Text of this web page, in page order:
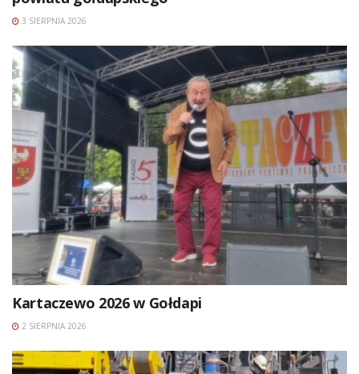
3 SIERPNIA 2026
Kartaczewo 2026 w Gołdapi
2 SIERPNIA 2026